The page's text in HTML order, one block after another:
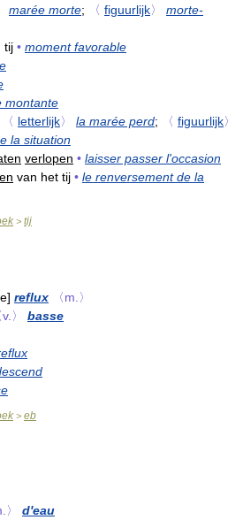
marée morte; 〈 figuurlijk〉
morte-
tij • moment favorable
montante
〈 letterlijk〉 la marée perd; 〈 figuurlijk〉
la situation
verlopen • laisser passer l'occasion
van het tij • le renversement de la
> tij
reflux
〈m.〉
v.〉
basse
> eb
〉
d'eau